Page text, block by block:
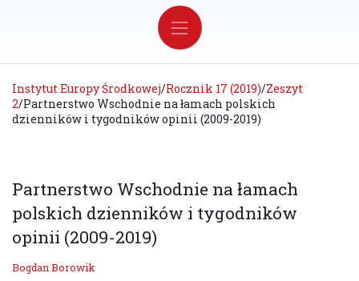
Instytut Europy Środkowej/Rocznik 17 (2019)/Zeszyt
2/Partnerstwo Wschodnie na łamach polskich
dzienników i tygodników opinii (2009-2019)
Partnerstwo Wschodnie na łamach
polskich dzienników i tygodników
opinii (2009-2019)
Bogdan Borowik